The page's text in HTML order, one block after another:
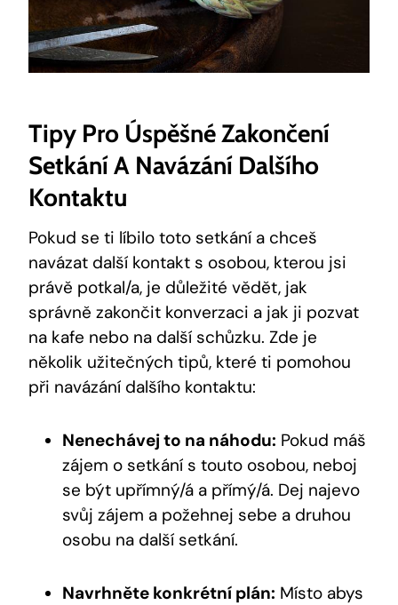
Tipy Pro Úspěšné Zakončení
Setkání A Navázání Dalšího
Kontaktu
Pokud se ti líbilo toto setkání a chceš
navázat další kontakt s osobou, kterou jsi
právě potkal/a, je důležité vědět, jak
správně zakončit konverzaci a jak ji pozvat
na kafe nebo na další schůzku. Zde je
několik užitečných tipů, které ti pomohou
při navázání dalšího kontaktu:
Nenechávej to na náhodu: Pokud máš
zájem o setkání s touto osobou, neboj
se být upřímný/á a přímý/á. Dej najevo
svůj zájem a požehnej sebe a druhou
osobu na další setkání.
Navrhněte konkrétní plán: Místo abys